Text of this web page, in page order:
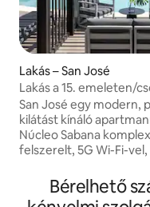
Lakás – San José
Lakás a 15. emeleten/
perc a
San José egy modern,
kilátást kínáló
Núcleo Sabana
felszerelt, 5G Wi-Fi-
prémium kényelmi
beleértve a
Bérelhető